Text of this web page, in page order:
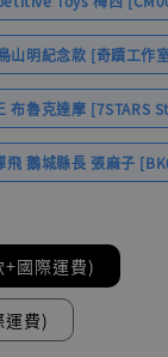
山明紀念款 [奇蹟工作室
布魯克達摩 [7STARS
鵝城縣長 張麻子
國際運費)
運費)